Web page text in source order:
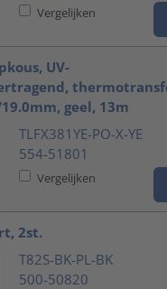
Vergelijken
UV-
geel, 13m
TLFX381YE-PO-X-YE
554-51801
Vergelijken
2st.
T82S-BK-PL-BK
500-50820